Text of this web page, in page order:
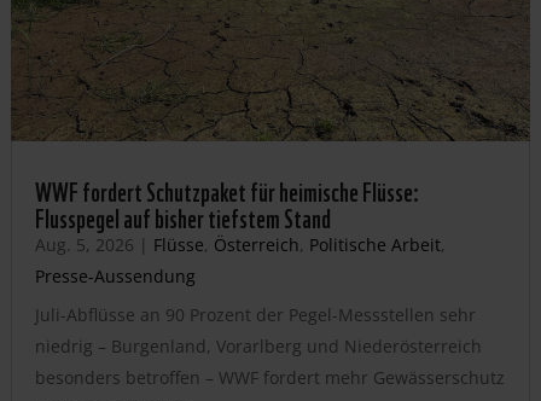
WWF fordert Schutzpaket für heimische Flüsse:
Flusspegel auf bisher tiefstem Stand
Aug. 5, 2026 | Flüsse, Österreich, Politische Arbeit,
Presse-Aussendung
Juli-Abflüsse an 90 Prozent der Pegel-Messstellen sehr
niedrig – Burgenland, Vorarlberg und Niederösterreich
besonders betroffen – WWF fordert mehr Gewässerschutz